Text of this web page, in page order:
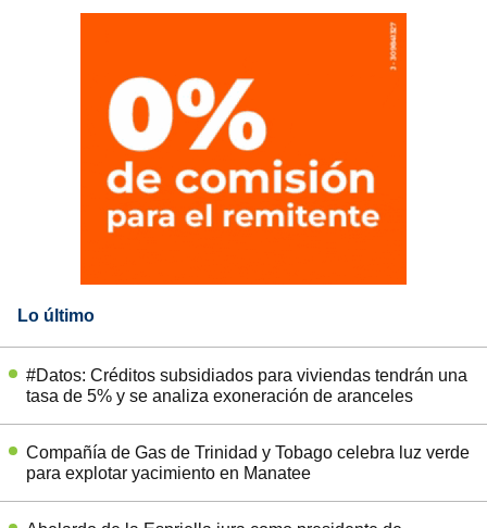
Lo último
#Datos: Créditos subsidiados para viviendas tendrán una
tasa de 5% y se analiza exoneración de aranceles
Compañía de Gas de Trinidad y Tobago celebra luz verde
para explotar yacimiento en Manatee